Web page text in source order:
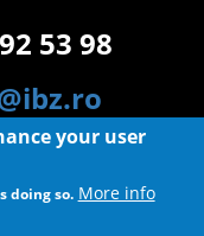
53 98
your user
doing so. More info